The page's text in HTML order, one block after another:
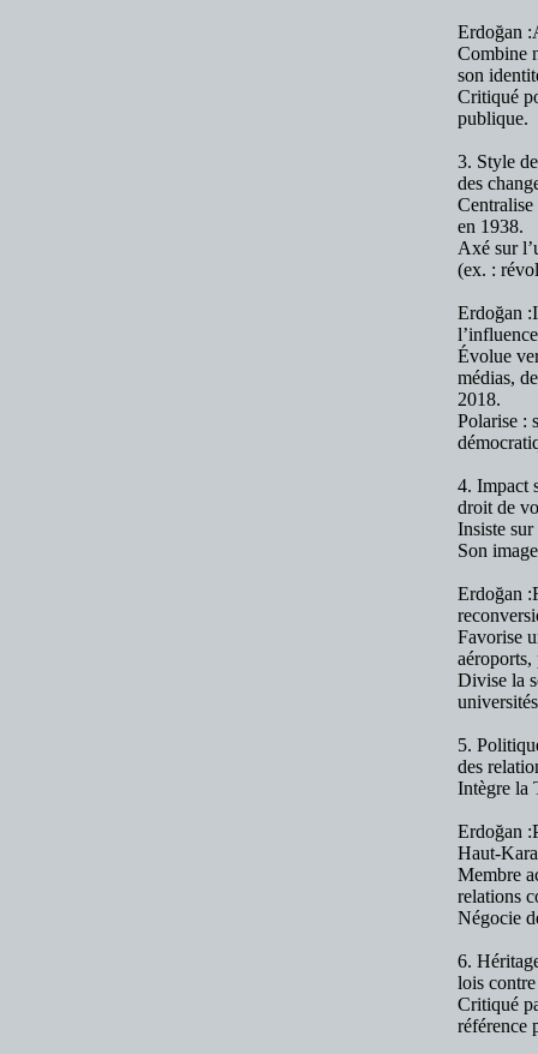
Erdoğan
Combine
son
Critiqué
publique.
3. Style
des
en 1938.
Axé sur
(ex. :
Erdoğan
Évolue
médias,
2018.
Polarise :
4. Impact
droit de
Insiste
Son
Erdoğan
Favorise
aéroports,
Divise la
5.
des
Intègre la
Erdoğan
Haut-
Membre
relations
Négocie
6.
lois
Critiqué
référence